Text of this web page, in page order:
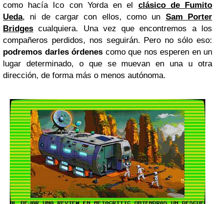
como hacía Ico con Yorda en el clásico de Fumito
Ueda, ni de cargar con ellos, como un Sam Porter
Bridges cualquiera. Una vez que encontremos a los
compañeros perdidos, nos seguirán. Pero no sólo eso:
podremos darles órdenes como que nos esperen en un
lugar determinado, o que se muevan en una u otra
dirección, de forma más o menos autónoma.